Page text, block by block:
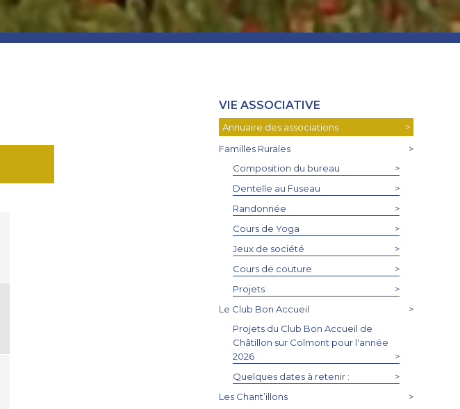
VIE ASSOCIATIVE
Annuaire des associations
>
Familles Rurales
>
Composition du bureau
>
Dentelle au Fuseau
>
Randonnée
>
Cours de Yoga
>
Jeux de société
>
Cours de couture
>
Projets
>
Le Club Bon Accueil
>
Projets du Club Bon Accueil de
Châtillon sur Colmont pour l'année
2026
>
Quelques dates à retenir :
>
Les Chant’illons
>